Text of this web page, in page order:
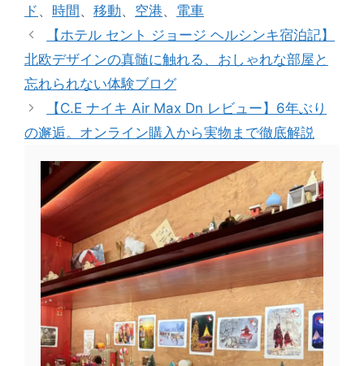
ド 、 時間、 移動、 空港、 電車
【ホテル セント ジョージ ヘルシンキ宿泊記】
北欧デザインの真髄に触れる、おしゃれな部屋と
忘れられない体験ブログ
【C.E ナイキ Air Max Dn レビュー】6年ぶり
の邂逅。オンライン購入から実物まで徹底解説